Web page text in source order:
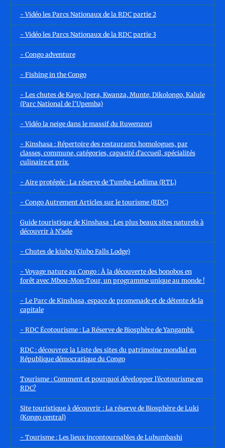
- Vidéo les Parcs Nationaux de la RDC partie 2
- Vidéo les Parcs Nationaux de la RDC partie 3
- Congo adventure
- Fishing in the Congo
- Les chutes de Kayo, Ipera, Kwanza, Munte, Dikolongo, Kalule
(Parc National de l'Upemba)
- Vidéo la neige dans le massif du Ruwenzori
- Kinshasa : Répertoire des restaurants homologues, par
classes, commune, catégories, capacité d’accueil, spécialités
culinaire et prix.
- Aire protégée : La réserve de Tumba-Lediima (RTL)
- Congo Autrement Articles sur le tourisme (RDC)
Guide touristique de Kinshasa : Les plus beaux sites naturels à
découvrir à N'sele
- Chutes de kiubo (Kiubo Falls Lodge)
- Voyage nature au Congo : À la découverte des bonobos en
forêt avec Mbou-Mon-Tour, un programme unique au monde !
- Le Parc de Kinshasa, espace de promenade et de détente de la
capitale
- RDC Écotourisme : La Réserve de Biosphère de Yangambi.
RDC : découvrez la Liste des sites du patrimoine mondial en
République démocratique du Congo
Tourisme : Comment et pourquoi développer l’écotourisme en
RDC?
Site touristique à découvrir : La réserve de Biosphère de Luki
(Kongo central)
- Tourisme : Les lieux incontournables de Lubumbashi